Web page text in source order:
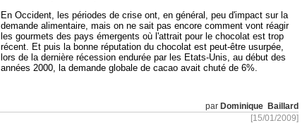
En Occident, les périodes de crise ont, en général, peu d'impact sur la
demande alimentaire, mais on ne sait pas encore comment vont réagir
les gourmets des pays émergents où l'attrait pour le chocolat est trop
récent. Et puis la bonne réputation du chocolat est peut-être usurpée,
lors de la dernière récession endurée par les Etats-Unis, au début des
années 2000, la demande globale de cacao avait chuté de 6%.
par Dominique Baillard
[15/01/2009]